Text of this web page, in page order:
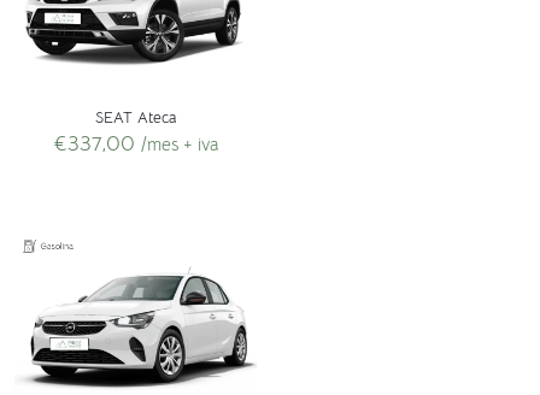
SEAT Ateca
€337,00 /mes + iva